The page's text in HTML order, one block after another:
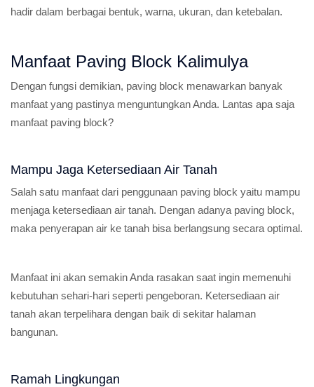
hadir dalam berbagai bentuk, warna, ukuran, dan ketebalan.
Manfaat Paving Block Kalimulya
Dengan fungsi demikian, paving block menawarkan banyak
manfaat yang pastinya menguntungkan Anda. Lantas apa saja
manfaat paving block?
Mampu Jaga Ketersediaan Air Tanah
Salah satu manfaat dari penggunaan paving block yaitu mampu
menjaga ketersediaan air tanah. Dengan adanya paving block,
maka penyerapan air ke tanah bisa berlangsung secara optimal.
Manfaat ini akan semakin Anda rasakan saat ingin memenuhi
kebutuhan sehari-hari seperti pengeboran. Ketersediaan air
tanah akan terpelihara dengan baik di sekitar halaman
bangunan.
Ramah Lingkungan